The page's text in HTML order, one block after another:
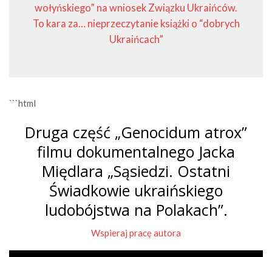
wołyńskiego” na wniosek Związku Ukraińców.
To kara za… nieprzeczytanie książki o “dobrych
Ukraińcach”
```html
Druga część „Genocidum atrox”
filmu dokumentalnego Jacka
Międlara „Sąsiedzi. Ostatni
Świadkowie ukraińskiego
ludobójstwa na Polakach”.
Wspieraj pracę autora